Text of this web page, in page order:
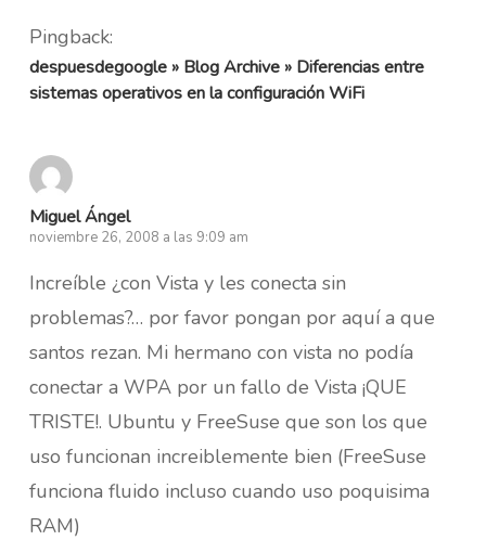
Pingback:
despuesdegoogle » Blog Archive » Diferencias entre
sistemas operativos en la configuración WiFi
Miguel Ángel
noviembre 26, 2008 a las 9:09 am
Increíble ¿con Vista y les conecta sin
problemas?… por favor pongan por aquí a que
santos rezan. Mi hermano con vista no podía
conectar a WPA por un fallo de Vista ¡QUE
TRISTE!. Ubuntu y FreeSuse que son los que
uso funcionan increiblemente bien (FreeSuse
funciona fluido incluso cuando uso poquisima
RAM)